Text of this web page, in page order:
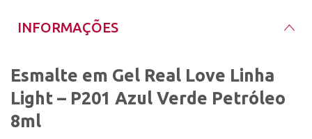
INFORMAÇÕES
Esmalte em Gel Real Love Linha
Light – P201 Azul Verde Petróleo
8ml